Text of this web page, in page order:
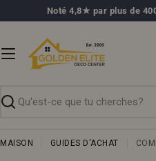
au
Noté 4,8★ par plus de
Recherche
MAISON GUIDES D'ACHAT